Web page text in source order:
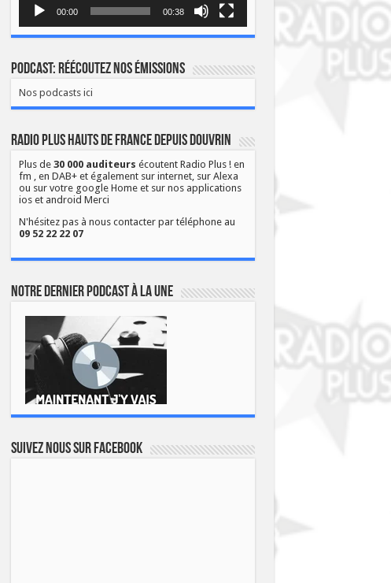
00:00 00:38
Podcast: Réécoutez nos émissions
Nos podcasts ici
Radio Plus Hauts de France depuis Douvrin
Plus de 30 000 auditeurs écoutent Radio Plus ! en
fm , en DAB+ et également sur internet, sur Alexa
ou sur votre google Home et sur nos applications
ios et android Merci
N'hésitez pas à nous contacter par téléphone au
09 52 22 22 07
Notre dernier podcast à la une
Suivez nous sur Facebook